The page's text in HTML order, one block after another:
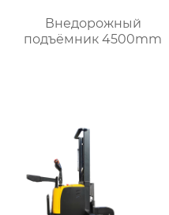
Внедорожный
подъёмник 4500mm